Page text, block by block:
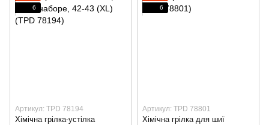
6
Артикул: TPD 78194
Хімічна грілка-устілка
6
Артикул: TPD 78801
Хімічна грілка для шиї